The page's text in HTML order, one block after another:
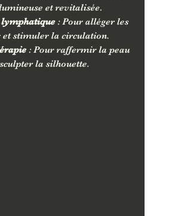
et revitalisée.
: Pour alléger les
et stimuler la circulation.
: Pour raffermir la peau
la silhouette.